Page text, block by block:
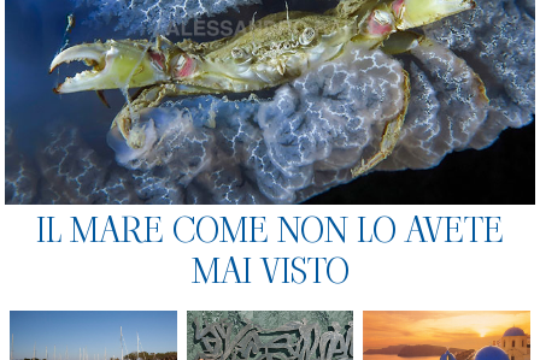
IL MARE COME NON LO AVETE
MAI VISTO